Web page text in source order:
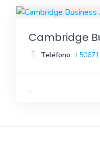
Cambridge
Teléfono